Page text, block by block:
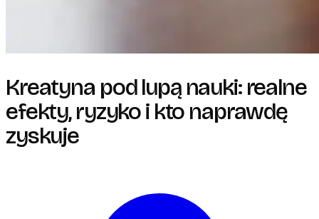
Kreatyna pod lupą nauki: realne
efekty, ryzyko i kto naprawdę
zyskuje